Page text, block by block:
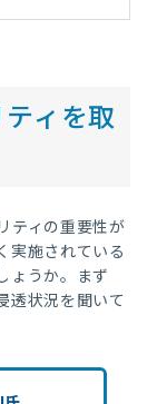
ィを取
ティの重要性が
実施されている
ょうか。まず
透状況を聞いて